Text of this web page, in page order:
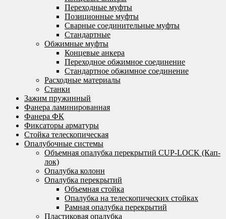
Переходные муфты
Позиционные муфты
Сварные соединительные муфты
Стандартные
Обжимные муфты
Концевые анкера
Переходное обжимное соединение
Стандартное обжимное соединение
Расходные материалы
Станки
Зажим пружинный
Фанера ламинированная
Фанера ФК
Фиксаторы арматуры
Стойка телескопическая
Опалубочные системы
Объемная опалубка перекрытий CUP-LOCK (Кап-
лок)
Опалубка колонн
Опалубка перекрытий
Объемная стойка
Опалубка на телескопических стойках
Рамная опалубка перекрытий
Пластиковая опалубка